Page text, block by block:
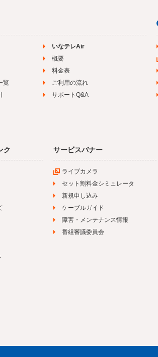
覧
いなテレAir
概要
料金表
ご利用の流れ
サポートQ&A
ク サービスバナー
ライブカメラ
セット割料金シミュレータ
新規申し込み
ケーブルガイド
障害・メンテナンス情報
番組審議委員会